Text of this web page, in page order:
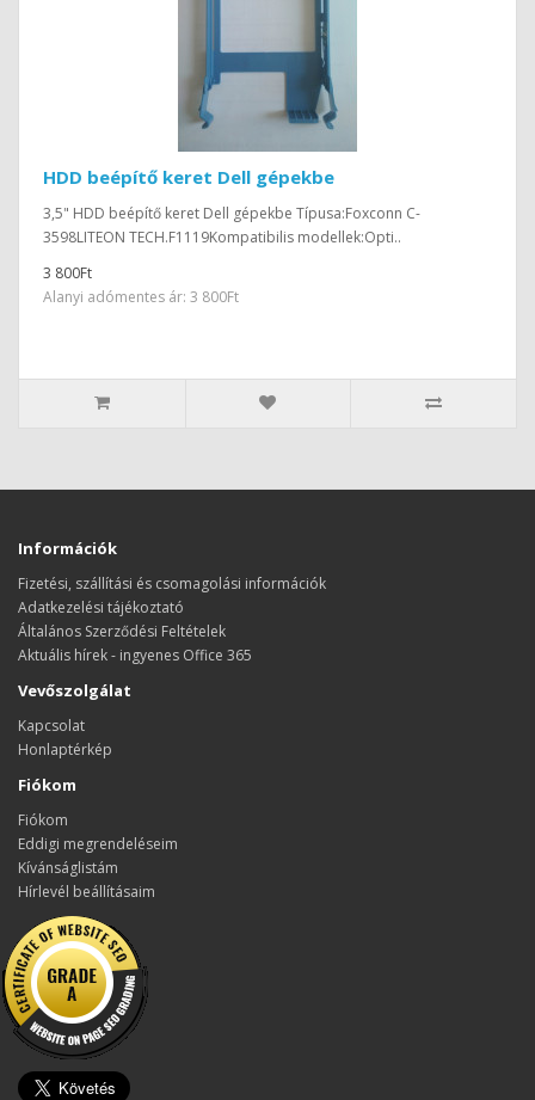
HDD beépítő keret Dell gépekbe
3,5" HDD beépítő keret Dell gépekbe Típusa:Foxconn C-
3598LITEON TECH.F1119Kompatibilis modellek:Opti..
3 800Ft
Alanyi adómentes ár: 3 800Ft
Információk
Fizetési, szállítási és csomagolási információk
Adatkezelési tájékoztató
Általános Szerződési Feltételek
Aktuális hírek - ingyenes Office 365
Vevőszolgálat
Kapcsolat
Honlaptérkép
Fiókom
Fiókom
Eddigi megrendeléseim
Kívánságlistám
Hírlevél beállításaim